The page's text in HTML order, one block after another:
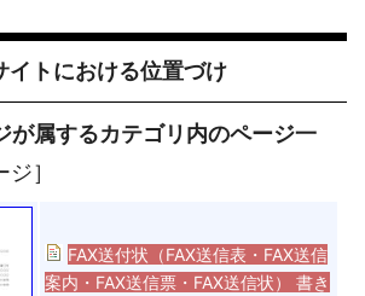
イトにおける位置づけ
が属するカテゴリ内のページ一
］
FAX送付状（FAX送信表・FAX送信
案内・FAX送信票・FAX送信状） 書き